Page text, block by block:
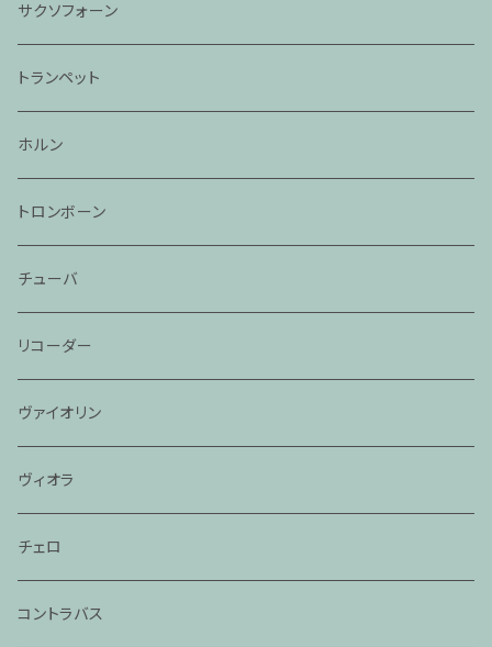
サクソフォーン
トランペット
ホルン
トロンボーン
チューバ
リコーダー
ヴァイオリン
ヴィオラ
チェロ
コントラバス